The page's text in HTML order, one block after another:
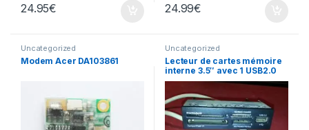
24.95€ 24.99€
Uncategorized
Modem Acer DA103861
Uncategorized
Lecteur de cartes mémoire
interne 3.5″ avec 1 USB2.0